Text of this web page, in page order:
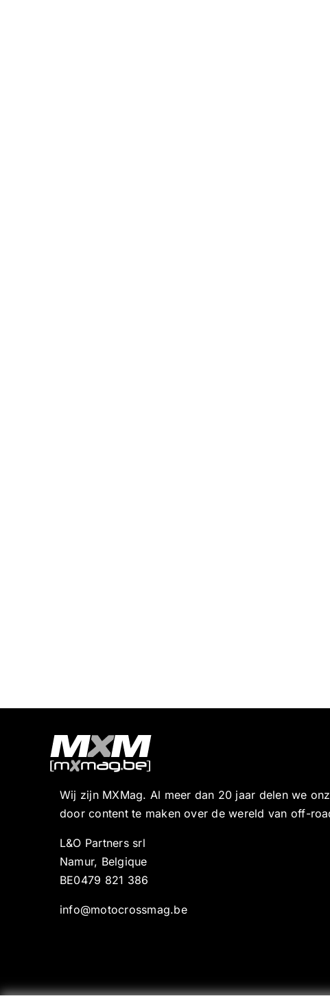
Wij zijn MXMag. Al meer dan 20 jaar delen we
door content te maken over de wereld van off-
L&O Partners srl
Namur, Belgique
BE0479 821 386
info@motocrossmag.be